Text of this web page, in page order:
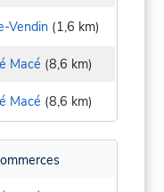
Vendin(1,6 km)
Macé (8,6 km)
Macé (8,6 km)